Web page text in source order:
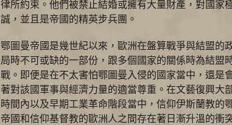
律所約束。他們被禁止結婚或擁有大量財產，對國家
誠，並且是帝國的精英步兵團。
鄂圖曼帝國是幾世紀以來，歐洲在盤算戰爭與結盟的
局時不可或缺的一部份，跟多個國家的關係時為結盟
戰。即便是在不太害怕鄂圖曼入侵的國家當中，還是
著對該國軍事與經濟力量的適當尊重。在文藝復興大
時間內以及早期工業革命階段當中，信仰伊斯蘭教的
帝國和信仰基督教的歐洲人之間存在著日漸升溫的衝